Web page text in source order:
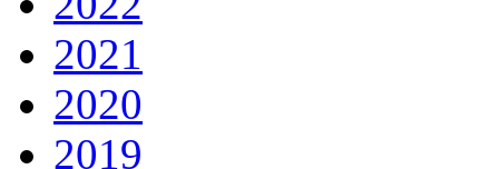
2021
2020
2019